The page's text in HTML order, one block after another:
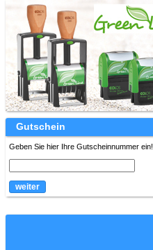
Gutschein
Geben Sie hier Ihre Gutscheinnummer ein!